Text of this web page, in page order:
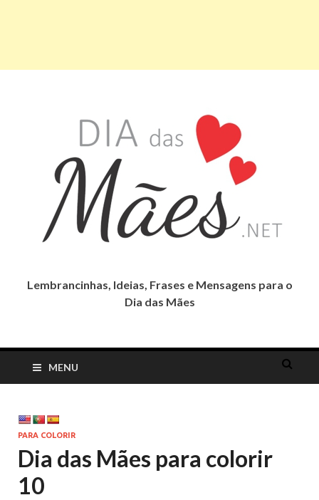
Lembrancinhas, Ideias, Frases e Mensagens para o
Dia das Mães
Dia das Mães
MENU
PARA COLORIR
Dia das Mães para colorir
10